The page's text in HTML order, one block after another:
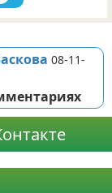
08-11-